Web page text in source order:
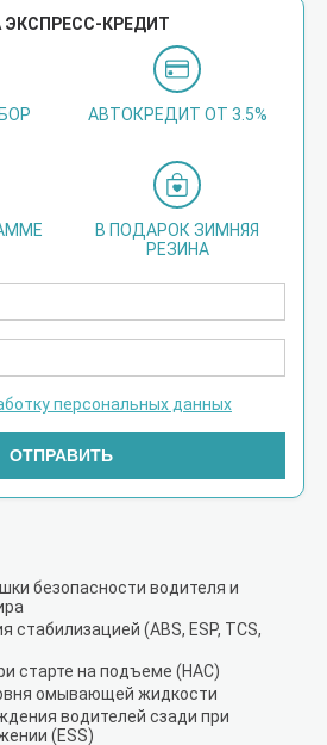
ЭКСПРЕСС-КРЕДИТ
АВТОКРЕДИТ ОТ 3.5%
В ПОДАРОК ЗИМНЯЯ
РЕЗИНА
персональных данных
ОТПРАВИТЬ
безопасности водителя и
стабилизацией (ABS, ESP, TCS,
старте на подъеме (HAC)
омывающей жидкости
водителей сзади при
(ESS)